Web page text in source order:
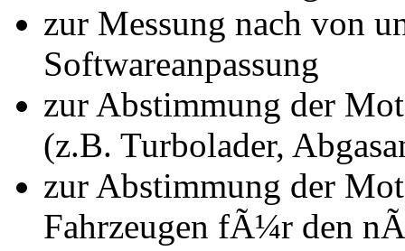
zur Messung nach von
Softwareanpassung
zur Abstimmung der
(z.B. Turbolader,
zur Abstimmung der
Fahrzeugen fÃ¼r den